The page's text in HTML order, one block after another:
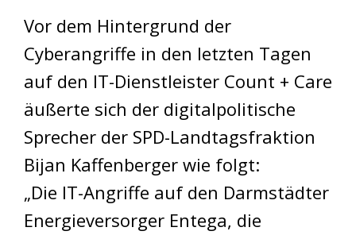
Vor dem Hintergrund der
Cyberangriffe in den letzten Tagen
auf den IT-Dienstleister Count + Care
äußerte sich der digitalpolitische
Sprecher der SPD-Landtagsfraktion
Bijan Kaffenberger wie folgt:
„Die IT-Angriffe auf den Darmstädter
Energieversorger Entega, die